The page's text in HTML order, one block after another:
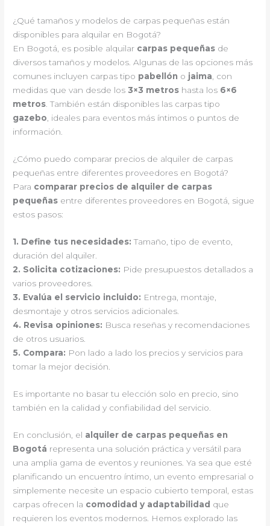
¿Qué tamaños y modelos de carpas pequeñas están
disponibles para alquilar en Bogotá?
En Bogotá, es posible alquilar carpas pequeñas de
diversos tamaños y modelos. Algunas de las opciones más
comunes incluyen carpas tipo pabellón o jaima , con
medidas que van desde los3×3 metros hasta los 6×6
metros . También están disponibles las carpas tipo
gazebo , ideales para eventos más íntimos o puntos de
información.
¿Cómo puedo comparar precios de alquiler de carpas
pequeñas entre diferentes proveedores en Bogotá?
Para comparar precios de alquiler de carpas
pequeñas entre diferentes proveedores en Bogotá, sigue
estos pasos:
1. Define tus necesidades: Tamaño, tipo de evento,
duración del alquiler.
2. Solicita cotizaciones: Pide presupuestos detallados a
varios proveedores.
3. Evalúa el servicio incluido: Entrega, montaje,
desmontaje y otros servicios adicionales.
4. Revisa opiniones: Busca reseñas y recomendaciones
de otros usuarios.
5. Compara: Pon lado a lado los precios y servicios para
tomar la mejor decisión.
Es importante no basar tu elección solo en precio, sino
también en la calidad y confiabilidad del servicio.
En conclusión, el alquiler de carpas pequeñas en
Bogotá representa una solución práctica y versátil para
una amplia gama de eventos y reuniones. Ya sea que esté
planificando un encuentro íntimo, un evento empresarial o
simplemente necesite un espacio cubierto temporal, estas
carpas ofrecen la comodidad y adaptabilidad que
requieren los eventos modernos. Hemos explorado las